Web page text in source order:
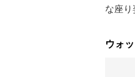
な座り
ウォ